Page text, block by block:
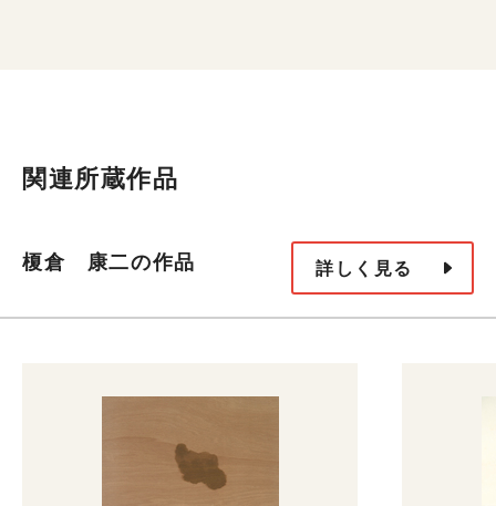
関連所蔵作品
榎倉 康二の作品 詳しく見る